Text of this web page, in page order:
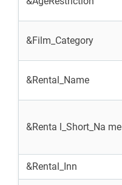
&Film_Category
&Rental_Name
&Renta l_Short_Na me
&Rental_Inn